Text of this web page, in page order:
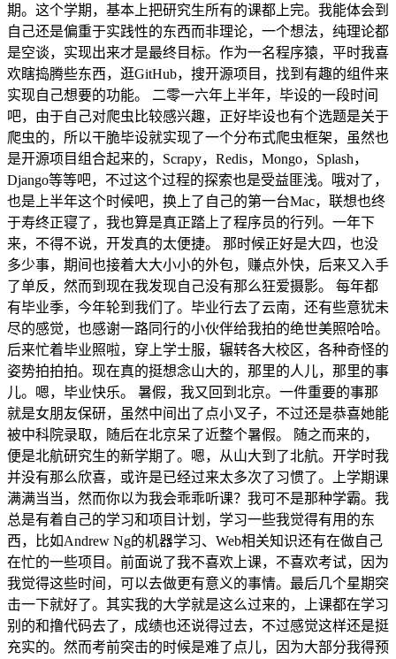
期。这个学期，基本上把研究生所有的课都上完。我能体会到
自己还是偏重于实践性的东西而非理论，一个想法，纯理论都
是空谈，实现出来才是最终目标。作为一名程序猿，平时我喜
欢瞎捣腾些东西，逛GitHub，搜开源项目，找到有趣的组件来
实现自己想要的功能。 二零一六年上半年，毕设的一段时间
吧，由于自己对爬虫比较感兴趣，正好毕设也有个选题是关于
爬虫的，所以干脆毕设就实现了一个分布式爬虫框架，虽然也
是开源项目组合起来的，Scrapy，Redis，Mongo，Splash，
Django等等吧，不过这个过程的探索也是受益匪浅。哦对了，
也是上半年这个时候吧，换上了自己的第一台Mac，联想也终
于寿终正寝了，我也算是真正踏上了程序员的行列。一年下
来，不得不说，开发真的太便捷。 那时候正好是大四，也没
多少事，期间也接着大大小小的外包，赚点外快，后来又入手
了单反，然而到现在我发现自己没有那么狂爱摄影。 每年都
有毕业季，今年轮到我们了。毕业行去了云南，还有些意犹未
尽的感觉，也感谢一路同行的小伙伴给我拍的绝世美照哈哈。
后来忙着毕业照啦，穿上学士服，辗转各大校区，各种奇怪的
姿势拍拍拍。现在真的挺想念山大的，那里的人儿，那里的事
儿。嗯，毕业快乐。 暑假，我又回到北京。一件重要的事那
就是女朋友保研，虽然中间出了点小叉子，不过还是恭喜她能
被中科院录取，随后在北京呆了近整个暑假。 随之而来的，
便是北航研究生的新学期了。嗯，从山大到了北航。开学时我
并没有那么欣喜，或许是已经过来太多次了习惯了。上学期课
满满当当，然而你以为我会乖乖听课？我可不是那种学霸。我
总是有着自己的学习和项目计划，学习一些我觉得有用的东
西，比如Andrew Ng的机器学习、Web相关知识还有在做自己
在忙的一些项目。前面说了我不喜欢上课，不喜欢考试，因为
我觉得这些时间，可以去做更有意义的事情。最后几个星期突
击一下就好了。其实我的大学就是这么过来的，上课都在学习
别的和撸代码去了，成绩也还说得过去，不过感觉这样还是挺
充实的。然而考前突击的时候是难了点儿，因为大部分我得预